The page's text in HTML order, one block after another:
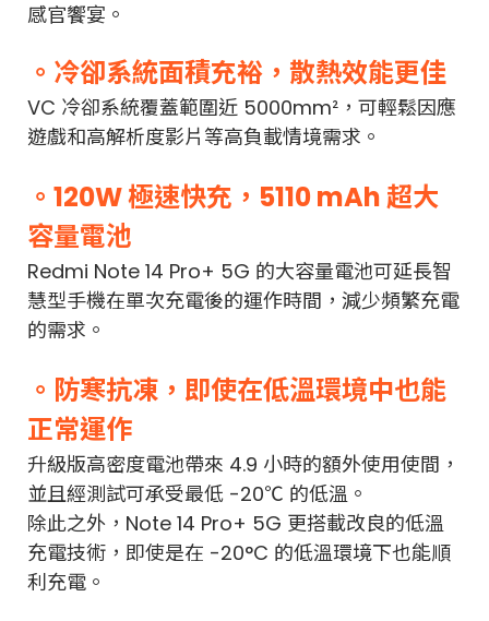
感官饗宴。
。冷卻系統面積充裕，散熱效能更佳
VC 冷卻系統覆蓋範圍近 5000mm²，可輕鬆因應
遊戲和高解析度影片等高負載情境需求。
。120W 極速快充，5110 mAh 超大
容量電池
Redmi Note 14 Pro+ 5G 的大容量電池可延長智
慧型手機在單次充電後的運作時間，減少頻繁充電
的需求。
。防寒抗凍，即使在低溫環境中也能
正常運作
升級版高密度電池帶來 4.9 小時的額外使用使間，
並且經測試可承受最低 -20℃ 的低溫。
除此之外，Note 14 Pro+ 5G 更搭載改良的低溫
充電技術，即使是在 -20°C 的低溫環境下也能順
利充電。